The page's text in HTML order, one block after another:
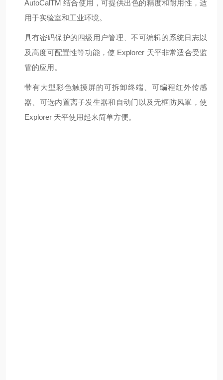
AutoCalTM 结合使用，可提供出色的精度和耐用性，适
用于实验室和工业环境。
具有密码保护的四级用户管理、不可编辑的系统日志以
及高度可配置性等功能，使 Explorer 天平非常适合受监
管的应用。
带有大型彩色触摸屏的可拆卸终端、可编程红外传感
器、可选内置离子发生器和自动门以及无框防风罩，使
Explorer 天平使用起来简单方便。